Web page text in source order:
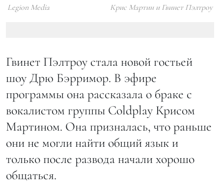
Legion Media Крис Мартин и Гвинет Пэлтроу
Гвинет Пэлтроу стала новой гостьей
шоу Дрю Бэрримор. В эфире
программы она рассказала о браке с
вокалистом группы Coldplay Крисом
Мартином. Она призналась, что раньше
они не могли найти общий язык и
только после развода начали хорошо
общаться.